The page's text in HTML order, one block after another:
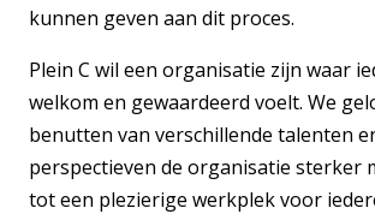
kunnen geven aan dit proces.
Plein C wil een organisatie zijn waar
welkom en gewaardeerd voelt. We
benutten van verschillende talenten
perspectieven de organisatie sterker
tot een plezierige werkplek voor